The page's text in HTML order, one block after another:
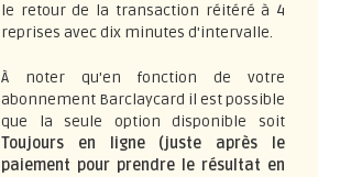
le retour de la transaction réitéré à 4
reprises avec dix minutes d'intervalle.
À noter qu'en fonction de votre
abonnement Barclaycard il est possible
que la seule option disponible soit
Toujours en ligne (juste après le
paiement pour prendre le résultat en